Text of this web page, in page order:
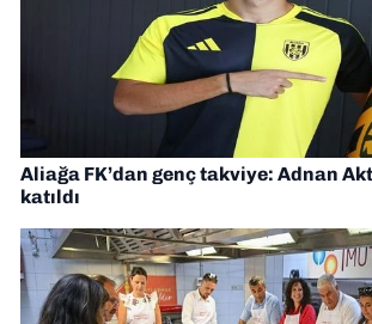
Aliağa FK’dan genç takviye: Adnan
katıldı